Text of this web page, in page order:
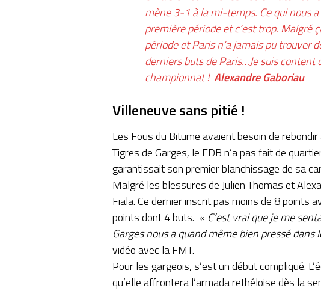
mène 3-1 à la mi-temps. Ce qui nous
première période et c’est trop. Malgré
période et Paris n’a jamais pu trouver
derniers buts de Paris…Je suis content
championnat ! Alexandre Gaboriau
Villeneuve sans pitié !
Les Fous du Bitume avaient besoin de
Tigres de Garges, le FDB n’a pas fait de
garantissait son premier blanchissage de sa
Malgré les blessures de Julien Thomas et
Fiala. Ce dernier inscrit pas moins de 8 points
points dont 4 buts. « C’est vrai que je me
Garges nous a quand même bien pressé
vidéo avec la FMT.
Pour les gargeois, s’est un début compliqué.
qu’elle affrontera l’armada rethéloise dès la